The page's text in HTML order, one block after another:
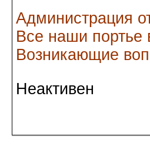
Администрация
Все наши портье
Возникающие
Неактивен